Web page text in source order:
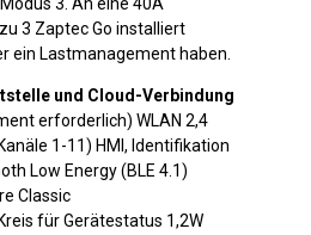
3 Zaptec Go installiert
ein Lastmanagement haben.
und Cloud-Verbindung
erforderlich) WLAN 2,4
1-11) HMI, Identifikation
Low Energy (BLE 4.1)
Classic
für Gerätestatus 1,2W